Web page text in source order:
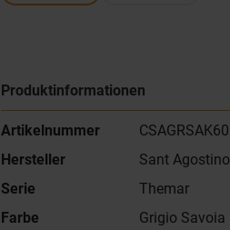
Produktinformationen
Artikelnummer
CSAGRSAK60
Hersteller
Sant Agostino
Serie
Themar
Farbe
Grigio Savoia